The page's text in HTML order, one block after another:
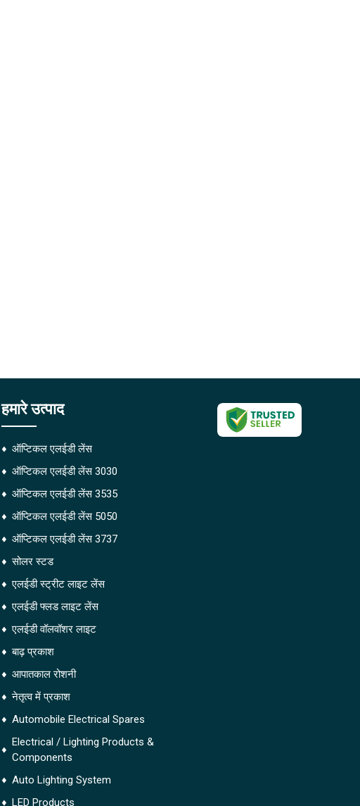
हमारे उत्पाद
ऑप्टिकल एलईडी लेंस
ऑप्टिकल एलईडी लेंस 3030
ऑप्टिकल एलईडी लेंस 3535
ऑप्टिकल एलईडी लेंस 5050
ऑप्टिकल एलईडी लेंस 3737
सोलर स्टड
एलईडी स्ट्रीट लाइट लेंस
एलईडी फ्लड लाइट लेंस
एलईडी वॉलवॉशर लाइट
बाढ़ प्रकाश
आपातकाल रोशनी
नेतृत्व में प्रकाश
Automobile Electrical Spares
Electrical / Lighting Products &
Components
Auto Lighting System
LED Products